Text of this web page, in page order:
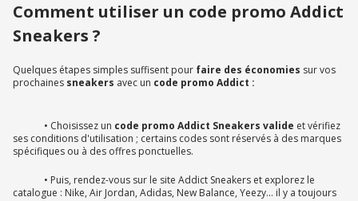
Comment utiliser un code promo Addict
Sneakers ?
Quelques étapes simples suffisent pour faire des économies sur vos
prochaines sneakers avec un code promo Addict :
• Choisissez un code promo Addict Sneakers valide et vérifiez
ses conditions d'utilisation ; certains codes sont réservés à des marques
spécifiques ou à des offres ponctuelles.
• Puis, rendez-vous sur le site Addict Sneakers et explorez le
catalogue : Nike, Air Jordan, Adidas, New Balance, Yeezy... il y a toujours